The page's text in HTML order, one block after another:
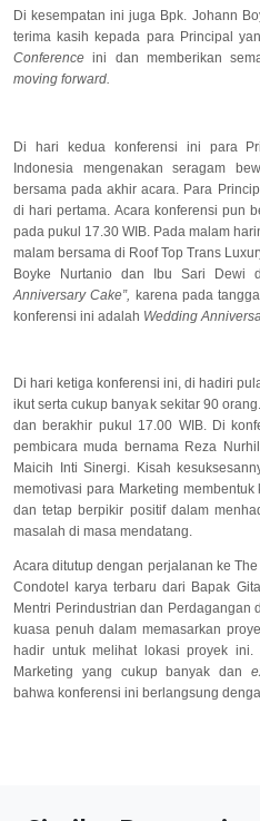
Di kesempatan ini juga Bpk. Johann
terima kasih kepada para Principal
Conference ini dan memberikan
moving forward.
Di hari kedua konferensi ini para
Indonesia mengenakan seragam
bersama pada akhir acara. Para
di hari pertama. Acara konferensi pun
pada pukul 17.30 WIB. Pada malam
malam bersama di Roof Top Trans
Boyke Nurtanio dan Ibu Sari Dewi
Anniversary Cake”, karena pada
konferensi ini adalah Wedding
Di hari ketiga konferensi ini, di hadiri
ikut serta cukup banyak sekitar 90
dan berakhir pukul 17.00 WIB. Di
pembicara muda bernama Reza
Maicih Inti Sinergi. Kisah
memotivasi para Marketing
dan tetap berpikir positif dalam
masalah di masa mendatang.
Acara ditutup dengan perjalanan ke
Condotel karya terbaru dari Bapak
Mentri Perindustrian dan Perdagangan
kuasa penuh dalam memasarkan
hadir untuk melihat lokasi proyek
Marketing yang cukup banyak dan
bahwa konferensi ini berlangsung